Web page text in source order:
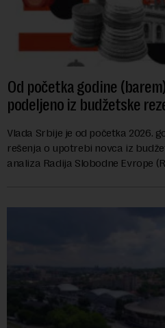
Od početka godine
podeljeno iz budžetske
Vlada Srbije je od početka 2026.
rešenja o upotrebi novca iz
analiza Radija Slobodne Evrope